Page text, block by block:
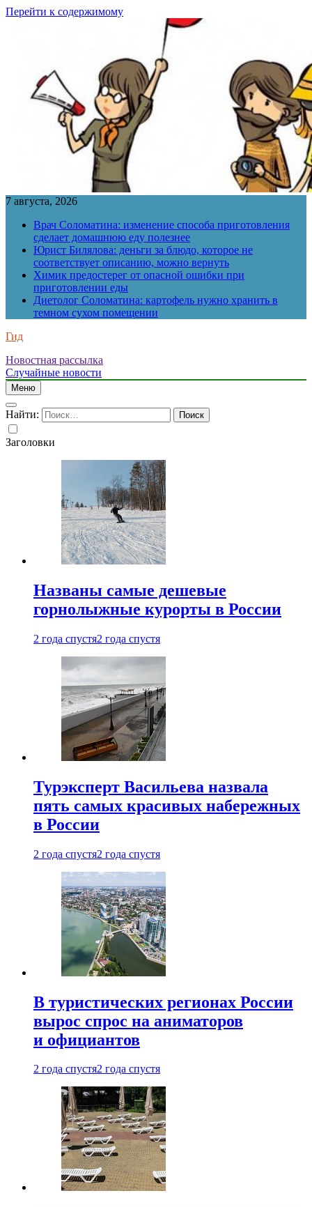
Перейти к содержимому
7 августа, 2026
Врач Соломатина: изменение способа приготовления
сделает домашнюю еду полезнее
Юрист Билялова: деньги за блюдо, которое не
соответствует описанию, можно вернуть
Химик предостерег от опасной ошибки при
приготовлении еды
Диетолог Соломатина: картофель нужно хранить в
темном сухом помещении
Гид
Новостная рассылка
Случайные новости
Меню
Найти:
Заголовки
Названы самые дешевые
горнолыжные курорты в России
2 года спустя2 года спустя
Турэксперт Васильева назвала
пять самых красивых набережных
в России
2 года спустя2 года спустя
В туристических регионах России
вырос спрос на аниматоров
и официантов
2 года спустя2 года спустя